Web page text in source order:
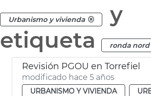
Urbanismo y vivienda
y
etiqueta
ronda nord
Revisión PGOU en Torrefiel
modificado hace 5 años
URBANISMO Y VIVIENDA